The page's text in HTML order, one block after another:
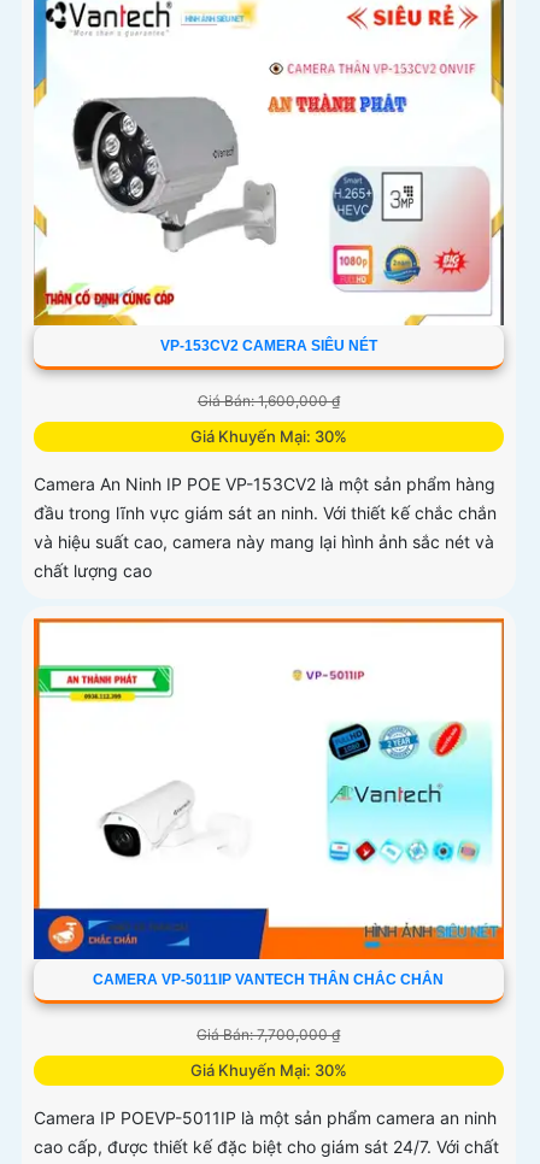
VP-153CV2 CAMERA SIÊU NÉT
Giá Bán: 1,600,000 ₫
Giá Khuyến Mại: 30%
Camera An Ninh IP POE VP-153CV2 là một sản phẩm hàng
đầu trong lĩnh vực giám sát an ninh. Với thiết kế chắc chắn
và hiệu suất cao, camera này mang lại hình ảnh sắc nét và
chất lượng cao
CAMERA VP-5011IP VANTECH THÂN CHẮC CHẮN
Giá Bán: 7,700,000 ₫
Giá Khuyến Mại: 30%
Camera IP POEVP-5011IP là một sản phẩm camera an ninh
cao cấp, được thiết kế đặc biệt cho giám sát 24/7. Với chất